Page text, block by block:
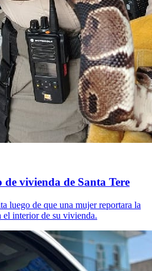
vivienda de Santa Tere
luego de que una mujer reportara la
el interior de su vivienda.